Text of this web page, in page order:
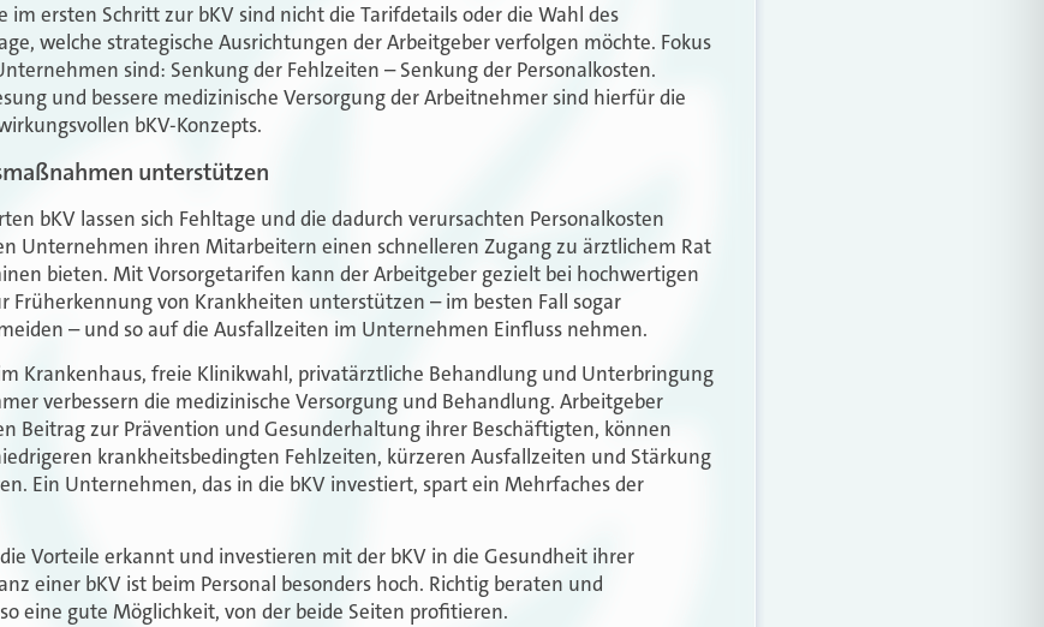
im ersten Schritt zur bKV sind nicht die Tarifdetails oder die Wahl des
welche strategische Ausrichtungen der Arbeitgeber verfolgen möchte. Fokus
sind: Senkung der Fehlzeiten – Senkung der Personalkosten.
und bessere medizinische Versorgung der Arbeitnehmer sind hierfür die
bKV-Konzepts.
unterstützen
bKV lassen sich Fehltage und die dadurch verursachten Personalkosten
Unternehmen ihren Mitarbeitern einen schnelleren Zugang zu ärztlichem Rat
bieten. Mit Vorsorgetarifen kann der Arbeitgeber gezielt bei hochwertigen
Früherkennung von Krankheiten unterstützen – im besten Fall sogar
– und so auf die Ausfallzeiten im Unternehmen Einfluss nehmen.
Krankenhaus, freie Klinikwahl, privatärztliche Behandlung und Unterbringung
verbessern die medizinische Versorgung und Behandlung. Arbeitgeber
Beitrag zur Prävention und Gesunderhaltung ihrer Beschäftigten, können
krankheitsbedingten Fehlzeiten, kürzeren Ausfallzeiten und Stärkung
Ein Unternehmen, das in die bKV investiert, spart ein Mehrfaches der
Vorteile erkannt und investieren mit der bKV in die Gesundheit ihrer
einer bKV ist beim Personal besonders hoch. Richtig beraten und
eine gute Möglichkeit, von der beide Seiten profitieren.